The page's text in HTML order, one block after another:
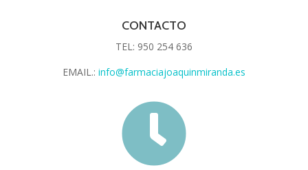
CONTACTO
TEL: 950 254 636
EMAIL.: info@farmaciajoaquinmiranda.es
